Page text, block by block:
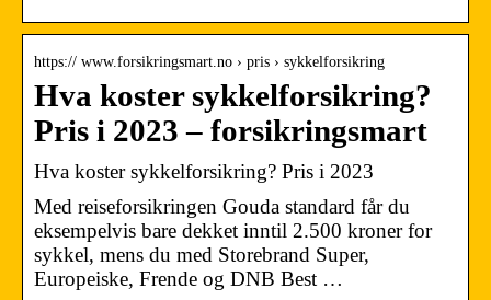
https:// www.forsikringsmart.no › pris › sykkelforsikring
Hva koster sykkelforsikring?
Pris i 2023 – forsikringsmart
Hva koster sykkelforsikring? Pris i 2023
Med reiseforsikringen Gouda standard får du
eksempelvis bare dekket inntil 2.500 kroner for
sykkel, mens du med Storebrand Super,
Europeiske, Frende og DNB Best …